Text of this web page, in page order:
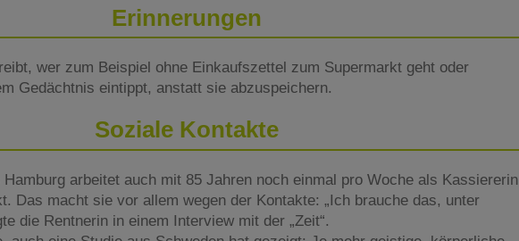
Erinnerungen
wer zum Beispiel ohne Einkaufszettel zum Supermarkt geht oder
Gedächtnis eintippt, anstatt sie abzuspeichern.
Soziale Kontakte
arbeitet auch mit 85 Jahren noch einmal pro Woche als Kassiererin
Das macht sie vor allem wegen der Kontakte: „Ich brauche das, unter
die Rentnerin in einem Interview mit der „Zeit“.